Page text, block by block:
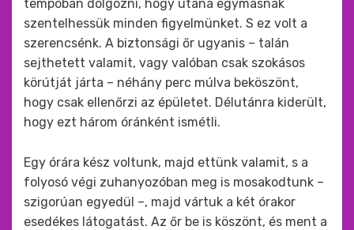
tempóban dolgozni, hogy utána egymásnak
szentelhessük minden figyelmünket. S ez volt a
szerencsénk. A biztonsági őr ugyanis – talán
sejthetett valamit, vagy valóban csak szokásos
körútját járta – néhány perc múlva beköszönt,
hogy csak ellenőrzi az épületet. Délutánra kiderült,
hogy ezt három óránként ismétli.
Egy órára kész voltunk, majd ettünk valamit, s a
folyosó végi zuhanyozóban meg is mosakodtunk –
szigorúan egyedül –, majd vártuk a két órakor
esedékes látogatást. Az őr be is köszönt, és ment a